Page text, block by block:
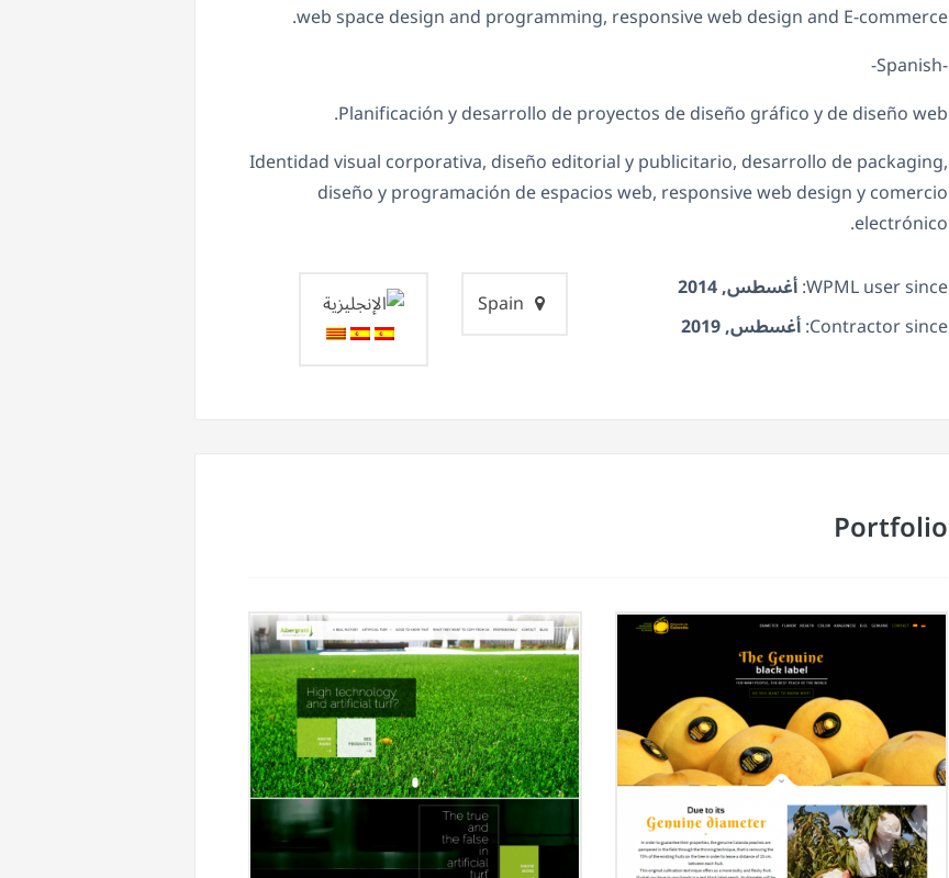
web space design and programming, responsive web design and E-commerce.
-Spanish-
Planificación y desarrollo de proyectos de diseño gráfico y de diseño web.
Identidad visual corporativa, diseño editorial y publicitario, desarrollo de packaging,
diseño y programación de espacios web, responsive web design y comercio
electrónico.
WPML user since: أغسطس, 2014
Contractor since: أغسطس, 2019
Portfolio